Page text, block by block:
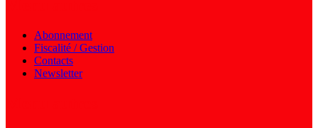
Abonnement
Fiscalité / Gestion
Contacts
Newsletter